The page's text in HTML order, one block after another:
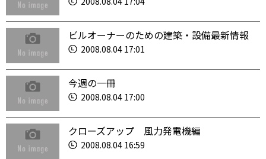
ビルオーナーのための建築・設備最新情報
2008.08.04 17:01
今週の一冊
2008.08.04 17:00
クローズアップ 風力発電機編
2008.08.04 16:59